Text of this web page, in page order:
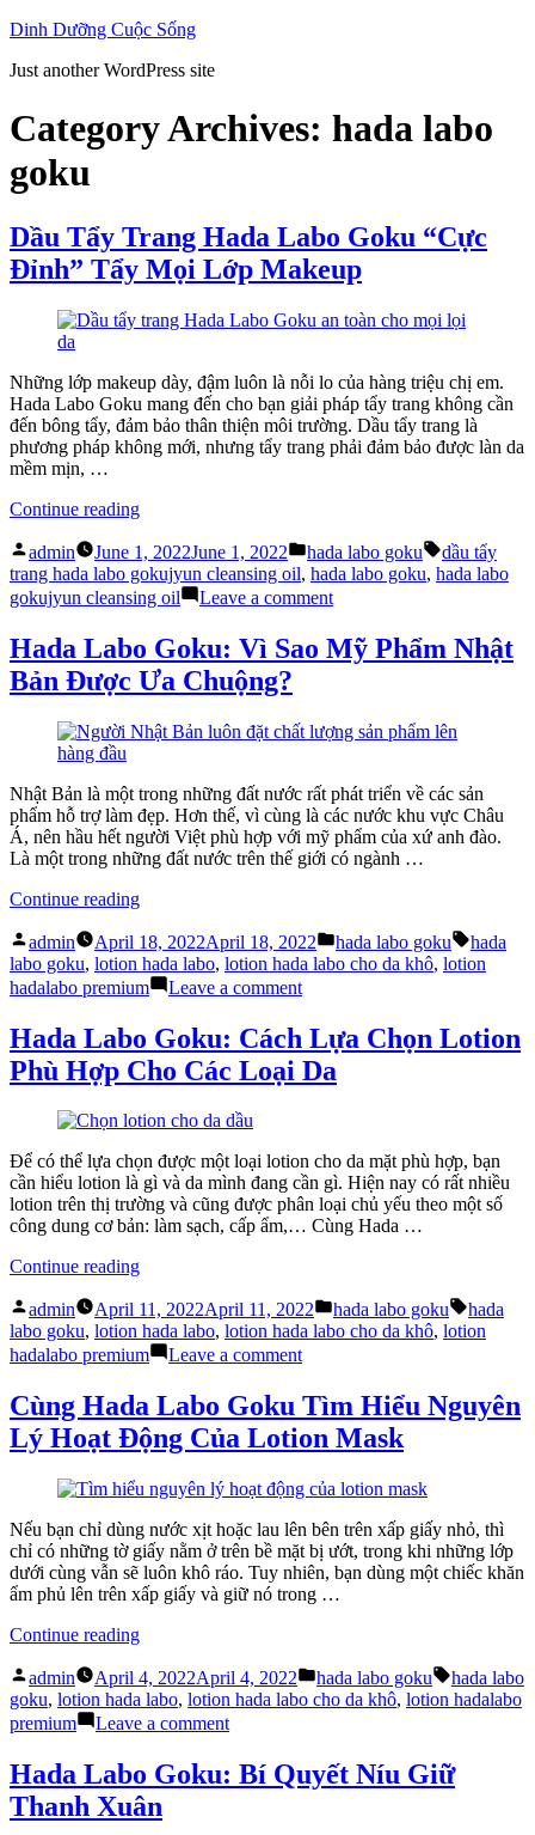
Skip
content
Dinh Dưỡng Cuộc Sống
Just another WordPress site
Category Archives: hada labo
goku
Dầu Tẩy Trang Hada Labo Goku “Cực
Đỉnh” Tẩy Mọi Lớp Makeup
Những lớp makeup dày, đậm luôn là nỗi lo của hàng triệu chị em.
Hada Labo Goku mang đến cho bạn giải pháp tẩy trang không cần
đến bông tẩy, đảm bảo thân thiện môi trường. Dầu tẩy trang là
phương pháp không mới, nhưng tẩy trang phải đảm bảo được làn da
mềm mịn, …
Continue reading“Dầu
Trang
Hada
Labo
“Cực
Đỉnh”
Tẩy
Mọi
Lớp
Makeup”
Posted
by
admin June 1, 2022June 1, 2022
Posted
in
hada labo goku Tags:
dầu tẩy
trang hada labo gokujyun cleansing oil, hada labo goku, hada labo
gokujyun cleansing oil
Leave a commenton
Tẩy
Trang
Goku
“Cực
Tẩy
Mọi
Lớp
Makeup
Hada Labo Goku: Vì Sao Mỹ Phẩm Nhật
Bản Được Ưa Chuộng?
Nhật Bản là một trong những đất nước rất phát triển về các sản
phẩm hỗ trợ làm đẹp. Hơn thế, vì cùng là các nước khu vực Châu
Á, nên hầu hết người Việt phù hợp với mỹ phẩm của xứ anh đào.
Là một trong những đất nước trên thế giới có ngành …
Continue reading“Hada
Goku:
Vì
Sao
Phẩm
Nhật
Bản
Được
Ưa
Chuộng?”
Posted
by
admin April 18, 2022April 18, 2022
Posted
in
hada labo goku Tags:
hada
labo goku, lotion hada labo, lotion hada labo cho da khô, lotion
hadalabo premium
Leave a commenton
Labo
Goku:
Vì
Sao
Nhật
Bản
Được
Ưa
Chuộng?
Hada Labo Goku: Cách Lựa Chọn Lotion
Phù Hợp Cho Các Loại Da
Để có thể lựa chọn được một loại lotion cho da mặt phù hợp, bạn
cần hiểu lotion là gì và da mình đang cần gì. Hiện nay có rất nhiều
lotion trên thị trường và cũng được phân loại chủ yếu theo một số
công dung cơ bản: làm sạch, cấp ẩm,… Cùng Hada …
Continue reading“Hada
Goku:
Cách
Lựa
Lotion
Phù
Hợp
Cho
Các
Loại
Da”
Posted
by
admin April 11, 2022April 11, 2022
Posted
in
hada labo goku Tags:
hada
labo goku, lotion hada labo, lotion hada labo cho da khô, lotion
hadalabo premium
Leave a commenton
Labo
Goku:
Cách
Lựa
Chọn
Lotion
Phù
Hợp
Cho
Các
Loại
Cùng Hada Labo Goku Tìm Hiểu Nguyên
Lý Hoạt Động Của Lotion Mask
Nếu bạn chỉ dùng nước xịt hoặc lau lên bên trên xấp giấy nhỏ, thì
chỉ có những tờ giấy nằm ở trên bề mặt bị ướt, trong khi những lớp
dưới cùng vẫn sẽ luôn khô ráo. Tuy nhiên, bạn dùng một chiếc khăn
ẩm phủ lên trên xấp giấy và giữ nó trong …
Continue reading“Cùng
Labo
Goku
Tìm
Nguyên
Lý
Hoạt
Động
Posted
by
admin April 4, 2022April 4, 2022
Posted
in
hada labo goku Tags:
hada labo
goku, lotion hada labo, lotion hada labo cho da khô, lotion hadalabo
premium
Leave a commenton
Hada
Labo
Hada Labo Goku: Bí Quyết Níu Giữ
Thanh Xuân